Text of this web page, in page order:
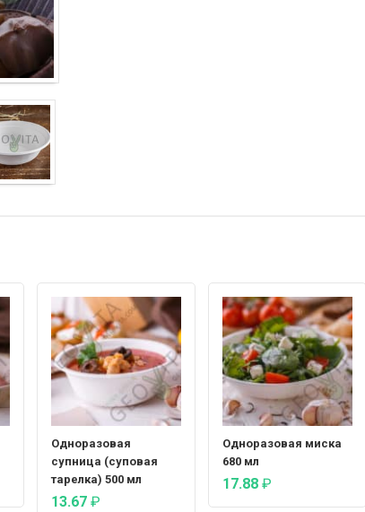
Одноразовая
супница (суповая
тарелка) 500 мл
13.67₽
Одноразовая миска
680 мл
17.88 ₽